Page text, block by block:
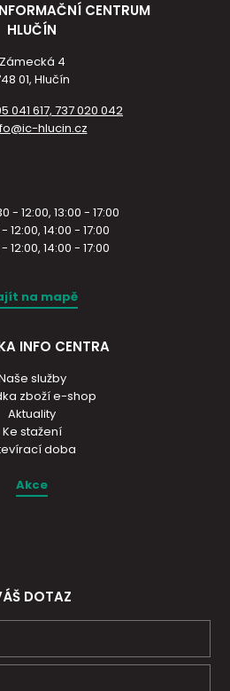
CENTRUM
HLUČÍN
Zámecká 4
01, Hlučín
041 617, 737 020 042
hlucin.cz
- 12:00, 13:00 - 17:00
12:00, 14:00 - 17:00
12:00, 14:00 - 17:00
na mapě
INFO CENTRA
služby
zboží e-shop
Aktuality
Ke stažení
doba
Akce
DOTAZ